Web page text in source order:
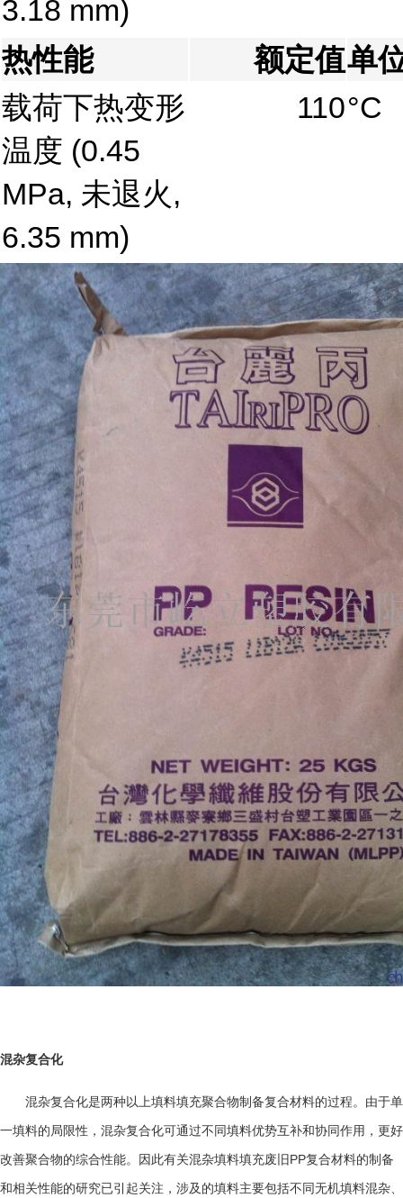
3.18 mm)
热性能
额定值单
载荷下热变形
温度 (0.45
MPa, 未退火,
6.35 mm)
110°C
混杂复合化
混杂复合化是两种以上填料填充聚合物制备复合材料的过程。由于单
一填料的局限性，混杂复合化可通过不同填料优势互补和协同作用，更好
改善聚合物的综合性能。因此有关混杂填料填充废旧 PP复合材料的制备
和相关性能的研究已引起关注，涉及的填料主要包括不同无机填料混杂、